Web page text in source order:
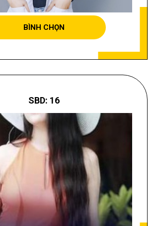
BÌNH CHỌN
SBD: 16
NGUYỄN THANH THẢO